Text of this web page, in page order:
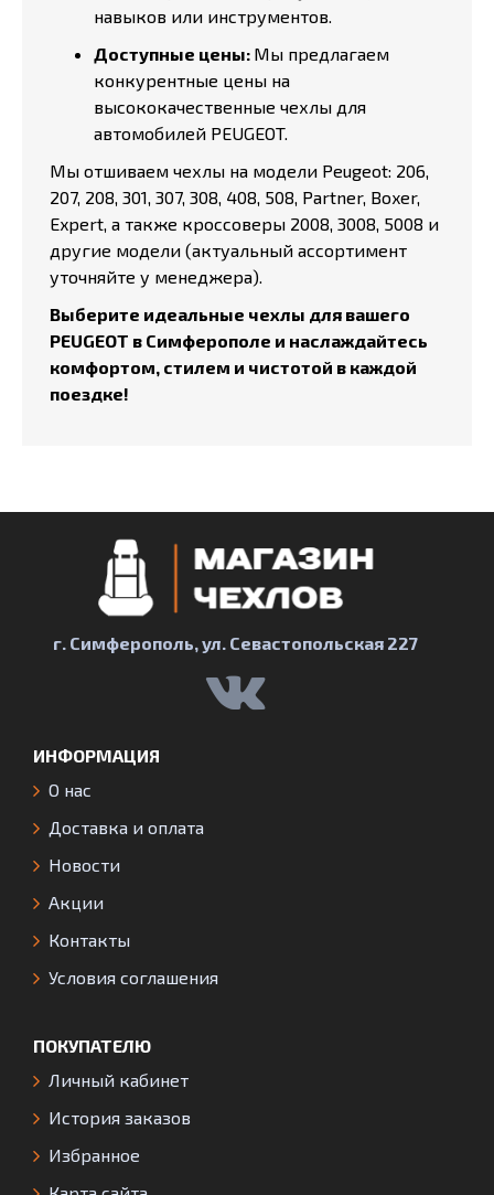
навыков или инструментов.
Доступные цены: Мы предлагаем
конкурентные цены на
высококачественные чехлы для
автомобилей PEUGEOT.
Мы отшиваем чехлы на модели Peugeot: 206,
207, 208, 301, 307, 308, 408, 508, Partner, Boxer,
Expert, а также кроссоверы 2008, 3008, 5008 и
другие модели (актуальный ассортимент
уточняйте у менеджера).
Выберите идеальные чехлы для вашего
PEUGEOT в Симферополе и наслаждайтесь
комфортом, стилем и чистотой в каждой
поездке!
г. Симферополь, ул. Севастопольская 227
ИНФОРМАЦИЯ
О нас
Доставка и оплата
Новости
Акции
Контакты
Условия соглашения
ПОКУПАТЕЛЮ
Личный кабинет
История заказов
Избранное